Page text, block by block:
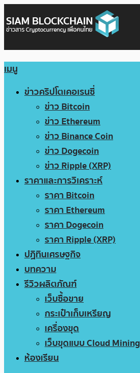
เมนู
ข่าวคริปโตเคอเรนซี่
ข่าว Bitcoin
ข่าว Ethereum
ข่าว Binance Coin
ข่าว Dogecoin
ข่าว Ripple (XRP)
ราคาและการวิเคราะห์
ราคา Bitcoin
ราคา Ethereum
ราคา Dogecoin
ราคา Ripple (XRP)
ปฏิทินเศรษฐกิจ
บทความ
รีวิวผลิตภัณฑ์
เว็บซื้อขาย
กระเป๋าเก็บเหรียญ
เครื่องขุด
เว็บขุดแบบ Cloud Mining
ห้องเรียน